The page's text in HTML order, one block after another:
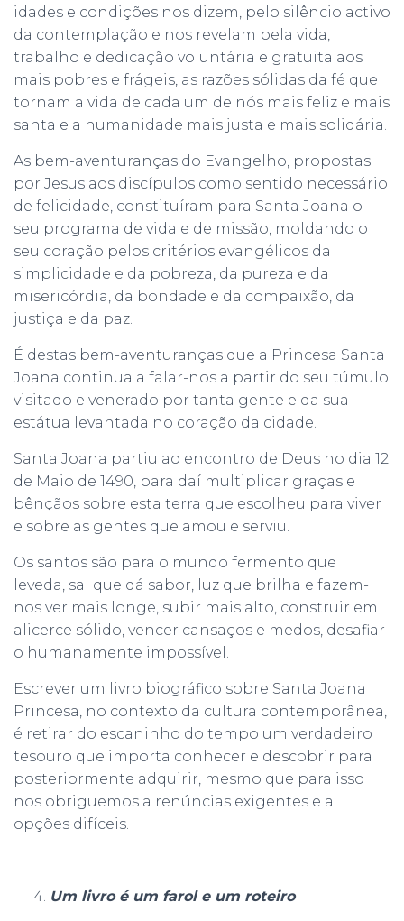
idades e condições nos dizem, pelo silêncio activo
da contemplação e nos revelam pela vida,
trabalho e dedicação voluntária e gratuita aos
mais pobres e frágeis, as razões sólidas da fé que
tornam a vida de cada um de nós mais feliz e mais
santa e a humanidade mais justa e mais solidária.
As bem-aventuranças do Evangelho, propostas
por Jesus aos discípulos como sentido necessário
de felicidade, constituíram para Santa Joana o
seu programa de vida e de missão, moldando o
seu coração pelos critérios evangélicos da
simplicidade e da pobreza, da pureza e da
misericórdia, da bondade e da compaixão, da
justiça e da paz.
É destas bem-aventuranças que a Princesa Santa
Joana continua a falar-nos a partir do seu túmulo
visitado e venerado por tanta gente e da sua
estátua levantada no coração da cidade.
Santa Joana partiu ao encontro de Deus no dia 12
de Maio de 1490, para daí multiplicar graças e
bênçãos sobre esta terra que escolheu para viver
e sobre as gentes que amou e serviu.
Os santos são para o mundo fermento que
leveda, sal que dá sabor, luz que brilha e fazem-
nos ver mais longe, subir mais alto, construir em
alicerce sólido, vencer cansaços e medos, desafiar
o humanamente impossível.
Escrever um livro biográfico sobre Santa Joana
Princesa, no contexto da cultura contemporânea,
é retirar do escaninho do tempo um verdadeiro
tesouro que importa conhecer e descobrir para
posteriormente adquirir, mesmo que para isso
nos obriguemos a renúncias exigentes e a
opções difíceis.
Um livro é um farol e um roteiro